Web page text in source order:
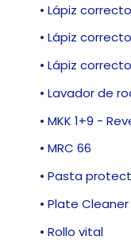
• Lápiz
• Lápiz
• Lápiz
• Lavador de
• MKK 1+9 -
• MRC 66
• Pasta
• Plate
• Rollo vital